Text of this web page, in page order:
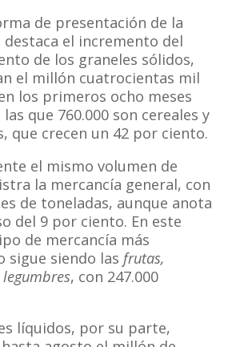
de presentación de la
destaca el incremento del
de los graneles sólidos,
el millón cuatrocientas mil
los primeros ocho meses
que 760.000 son cereales y
que crecen un 42 por ciento.
el mismo volumen de
la mercancía general, con
de toneladas, aunque anota
del 9 por ciento. En este
de mercancía más
sigue siendo las frutas,
, con 247.000
líquidos, por su parte,